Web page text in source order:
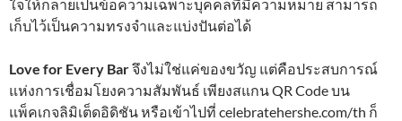
ใจให้กลายเป็นข้อความเฉพาะบุคคลที่มีความหมาย สามารถ
เก็บไว้เป็นความทรงจำและแบ่งปันต่อได้
Love for Every Barจึงไม่ใช่แค่ของขวัญ แต่คือประสบการณ์
แห่งการเชื่อมโยงความสัมพันธ์ เพียงสแกน QR Code บน
แพ็คเกจลิมิเต็ดอิดิชัน หรือเข้าไปที่ celebratehershe.com/th ก็